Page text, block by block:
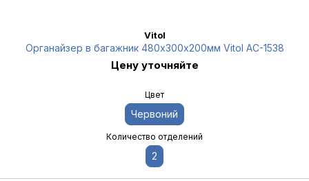
Vitol
Органайзер в багажник 480х300х200мм Vitol AC-1538
Цену уточняйте
Цвет
Червоний
Количество отделений
2